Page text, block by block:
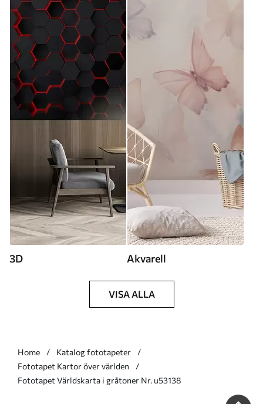
3D Akvarell
VISA ALLA
Home
Katalog fototapeter
Fototapet Kartor över världen
Fototapet Världskarta i gråtoner Nr. u53138